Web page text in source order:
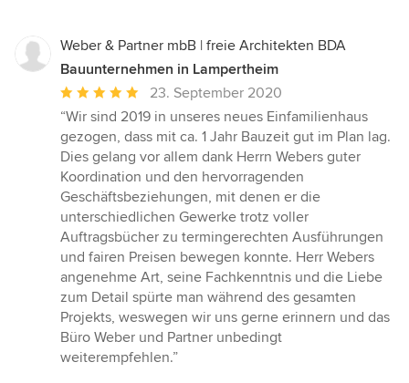
Weber & Partner mbB | freie Architekten BDA
Bauunternehmen in Lampertheim
Durchschnittliche
Bewertung:
5
von
5
Sternen
23. September 2020
“Wir sind 2019 in unseres neues Einfamilienhaus
gezogen, dass mit ca. 1 Jahr Bauzeit gut im Plan lag.
Dies gelang vor allem dank Herrn Webers guter
Koordination und den hervorragenden
Geschäftsbeziehungen, mit denen er die
unterschiedlichen Gewerke trotz voller
Auftragsbücher zu termingerechten Ausführungen
und fairen Preisen bewegen konnte. Herr Webers
angenehme Art, seine Fachkenntnis und die Liebe
zum Detail spürte man während des gesamten
Projekts, weswegen wir uns gerne erinnern und das
Büro Weber und Partner unbedingt
weiterempfehlen.”